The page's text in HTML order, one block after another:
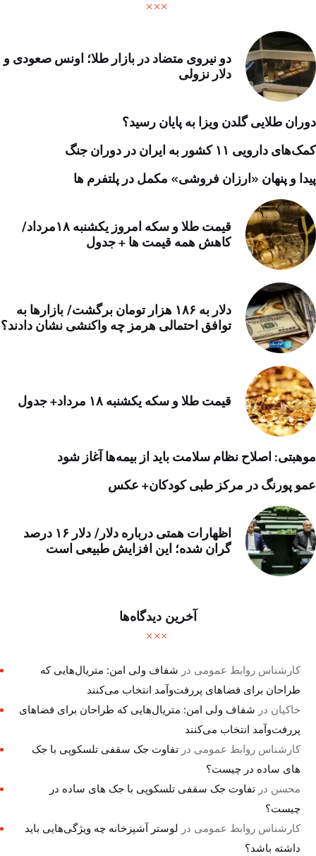
دو نیروی متضاد در بازار طلا؛ اونس صعودی و
دلار نزولی
دوران طلایی گلدن ویزا به پایان رسید؟
کمک‌های دارویی ۱۱ کشور به ایران در دوران جنگ
پیدا و پنهان «ارزان فروشی» مکمل در پلتفرم ها
قیمت طلا و سکه امروز یکشنبه ۱۸مرداد/
کاهش همه قیمت ها + جدول
دلار به ۱۸۶ هزار تومان برگشت/ بازارها به
توافق احتمالی هرمز چه واکنشی نشان دادند؟
قیمت طلا و سکه یکشنبه ۱۸ مرداد+ جدول
موهبتی: اصلاح نظام سلامت باید از بیمه‌ها آغاز شود
عمو پورنگ در مرکز طبی کودکان+ عکس
اظهارات همتی درباره دلار/ دلار ۱۶ درصد
گران شده؛ این افزایش طبیعی است
آخرین دیدگاه‌ها
کارشناس روابط عمومی در شفاف ولی امن: متریال‌هایی که
طراحان برای فضاهای پررفت‌وآمد انتخاب می‌کنند
خاکیان در شفاف ولی امن: متریال‌هایی که طراحان برای فضاهای
پررفت‌وآمد انتخاب می‌کنند
کارشناس روابط عمومی درتفاوت جک سقفی تلسکوپی با جک
های ساده در چیست؟
محسن درتفاوت جک سقفی تلسکوپی با جک های ساده در
چیست؟
کارشناس روابط عمومی در لوستر آشپزخانه چه ویژگی‌هایی باید
داشته باشد؟